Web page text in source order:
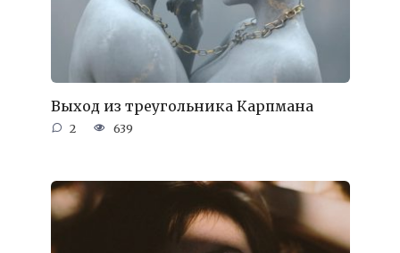
Выход из треугольника Карпмана
2 639